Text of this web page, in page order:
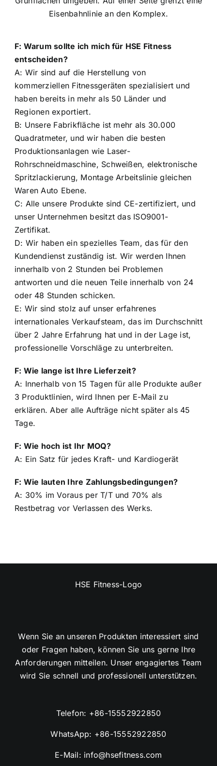
F: Warum sollte ich mich für HSE Fitness
entscheiden?
A: Wir sind auf die Herstellung von
kommerziellen Fitnessgeräten spezialisiert und
haben bereits in mehr als 50 Länder und
Regionen exportiert.
B: Unsere Fabrikfläche ist mehr als 30.000
Quadratmeter, und wir haben die besten
Produktionsanlagen wie Laser-
Rohrschneidmaschine, Schweißen, elektronische
Spritzlackierung, Montage Arbeitslinie gleichen
Waren Auto Ebene.
C: Alle unsere Produkte sind CE-zertifiziert, und
unser Unternehmen besitzt das ISO9001-
Zertifikat.
D: Wir haben ein spezielles Team, das für den
Kundendienst zuständig ist. Wir werden Ihnen
innerhalb von 2 Stunden bei Problemen
antworten und die neuen Teile innerhalb von 24
oder 48 Stunden schicken.
E: Wir sind stolz auf unser erfahrenes
internationales Verkaufsteam, das im Durchschnitt
über 2 Jahre Erfahrung hat und in der Lage ist,
professionelle Vorschläge zu unterbreiten.
F: Wie lange ist Ihre Lieferzeit?
A: Innerhalb von 15 Tagen für alle Produkte außer
3 Produktlinien, wird Ihnen per E-Mail zu
erklären. Aber alle Aufträge nicht später als 45
Tage.
F: Wie hoch ist Ihr MOQ?
A: Ein Satz für jedes Kraft- und Kardiogerät
F: Wie lauten Ihre Zahlungsbedingungen?
A: 30% im Voraus per T/T und 70% als
Restbetrag vor Verlassen des Werks.
Wenn Sie an unseren Produkten interessiert sind
oder Fragen haben, können Sie uns gerne Ihre
Anforderungen mitteilen. Unser engagiertes Team
wird Sie schnell und professionell unterstützen.
Telefon: +86-15552922850
WhatsApp: +86-15552922850
E-Mail: info@hsefitness.com